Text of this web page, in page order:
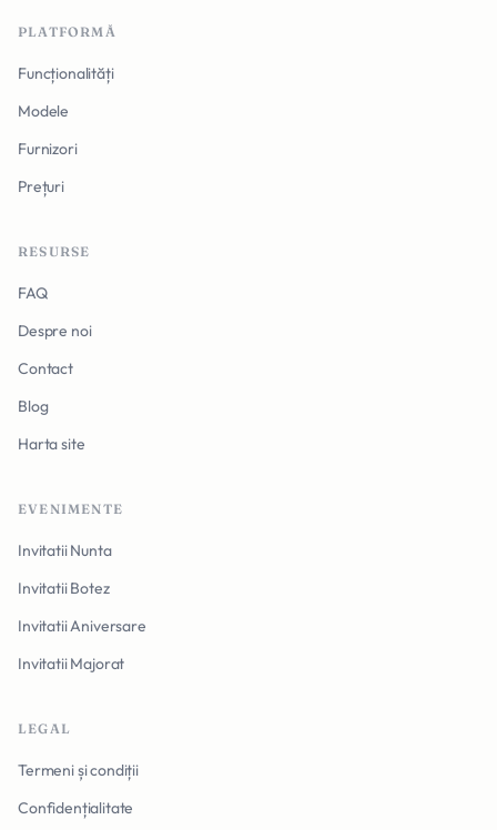
PLATFORMĂ
Funcționalități
Modele
Furnizori
Prețuri
RESURSE
FAQ
Despre noi
Contact
Blog
Harta site
EVENIMENTE
Invitatii Nunta
Invitatii Botez
Invitatii Aniversare
Invitatii Majorat
LEGAL
Termeni și condiții
Confidențialitate